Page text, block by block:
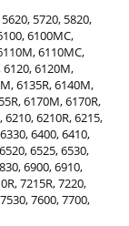
5720, 5820,
6100MC,
6110MC,
6120, 6120M,
6135R, 6140M,
6170M, 6170R,
6210, 6210R, 6215,
6400, 6410,
6525, 6530,
6900, 6910,
7215R, 7220,
7600, 7700,